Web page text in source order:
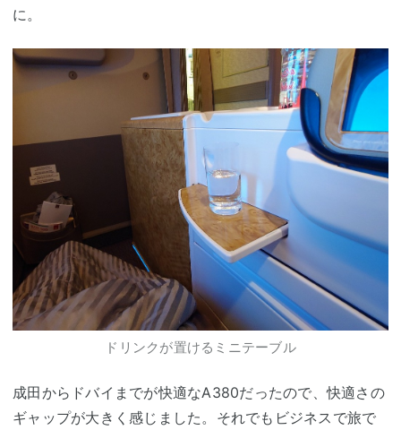
に。
ドリンクが置けるミニテーブル
成田からドバイまでが快適なA380だったので、快適さの
ギャップが大きく感じました。それでもビジネスで旅で